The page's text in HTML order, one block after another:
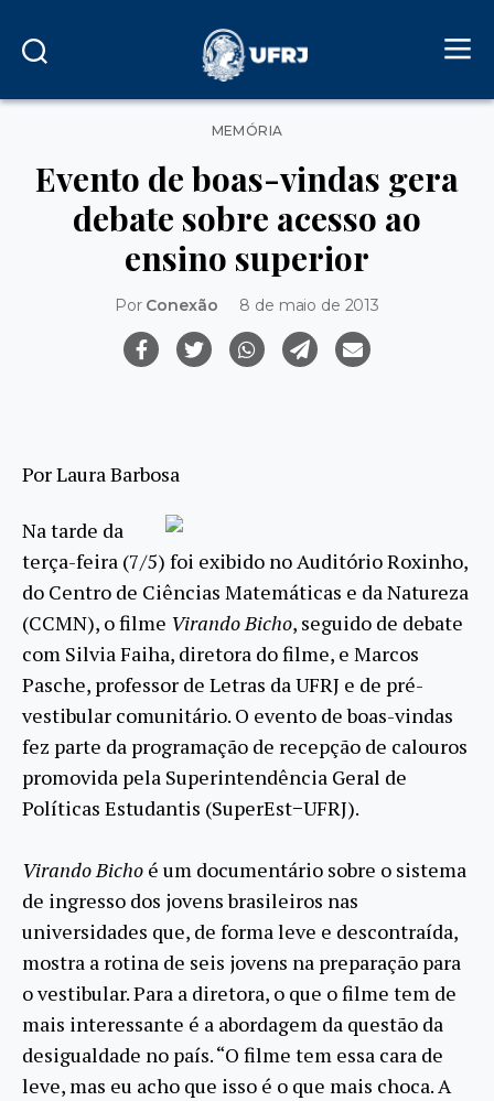
Categorias
MEMÓRIA
Evento de boas-vindas gera
debate sobre acesso ao
ensino superior
Por Conexão 8 de maio de 2013
Por Laura Barbosa
Na tarde da
terça-feira (7/5) foi exibido no Auditório Roxinho,
do Centro de Ciências Matemáticas e da Natureza
(CCMN), o filme Virando Bicho, seguido de debate
com Silvia Faiha, diretora do filme, e Marcos
Pasche, professor de Letras da UFRJ e de pré-
vestibular comunitário. O evento de boas-vindas
fez parte da programação de recepção de calouros
promovida pela Superintendência Geral de
Políticas Estudantis (SuperEst−UFRJ).
Virando Bicho é um documentário sobre o sistema
de ingresso dos jovens brasileiros nas
universidades que, de forma leve e descontraída,
mostra a rotina de seis jovens na preparação para
o vestibular. Para a diretora, o que o filme tem de
mais interessante é a abordagem da questão da
desigualdade no país. “O filme tem essa cara de
leve, mas eu acho que isso é o que mais choca. A